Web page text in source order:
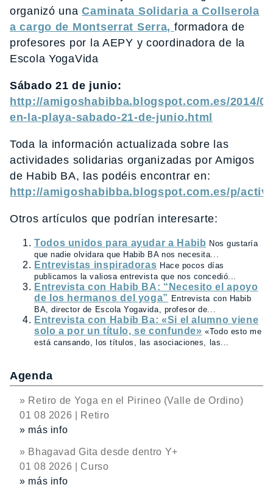
organizó unaCaminata Solidaria a Collserola
a cargo de Montserrat Serra, formadora de
profesores por la AEPY y coordinadora de la
Escola YogaVida
Sábado 21 de junio:
http://amigoshabibba.blogspot.com.es/2014/
en-la-playa-sabado-21-de-junio.html
Toda la información actualizada sobre las
actividades solidarias organizadas por Amigos
de Habib BA, las podéis encontrar en:
http://amigoshabibba.blogspot.com.es/p/
Otros artículos que podrían interesarte:
Todos unidos para ayudar a Habib Nos gustaría
que nadie olvidara que Habib BA nos necesita...
Entrevistas inspiradoras Hace pocos días
publicamos la valiosa entrevista que nos concedió...
Entrevista con Habib BA: “Necesito el apoyo
de los hermanos del yoga” Entrevista con Habib
BA, director de Escola Yogavida, profesor de...
Entrevista con Habib Ba: «Si el alumno viene
solo a por un título, se confunde» «Todo esto me
está cansando, los títulos, las asociaciones, las...
Agenda
» Retiro de Yoga en el Pirineo (Valle de Ordino)
01 08 2026 | Retiro
» más info
» Bhagavad Gita desde dentro Y+
01 08 2026 | Curso
» más info